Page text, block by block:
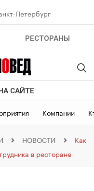
Петербург
РЕСТОРАНЫ
САЙТЕ
Компании
НОВОСТИ
Как
в ресторане